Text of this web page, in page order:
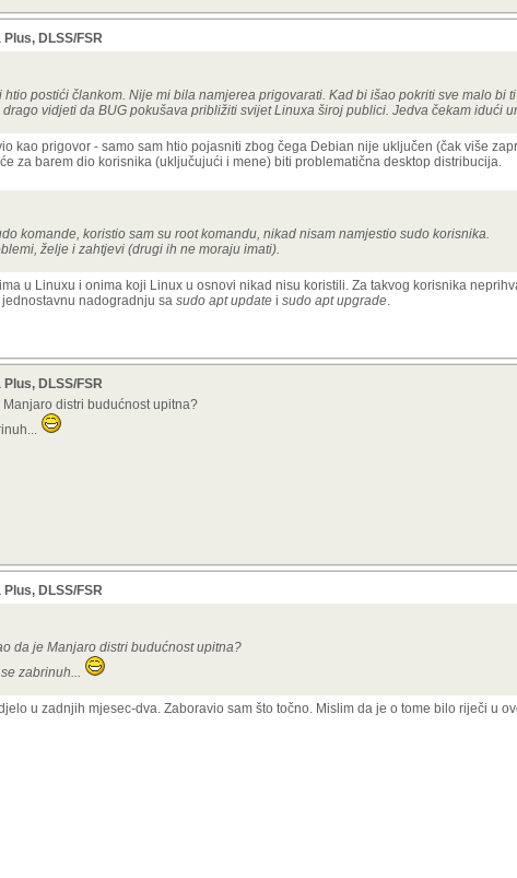
DLSS/FSR
htio postići člankom. Nije mi bila namjerea prigovarati. Kad bi išao pokriti sve malo bi
vidjeti da BUG pokušava približiti svijet Linuxa široj publici. Jedva čekam idući
kao prigovor - samo sam htio pojasniti zbog čega Debian nije uključen (čak više
za barem dio korisnika (uključujući i mene) biti problematična desktop distribucija.
komande, koristio sam su rootkomandu, nikad nisam namjestio sudo korisnika.
želje i zahtjevi (drugi ih ne moraju imati).
u Linuxu i onima koji Linux u osnovi nikad nisu koristili. Za takvog korisnika
nadogradnju sa sudo apt update i sudo apt upgrade.
DLSS/FSR
distri budućnost upitna?
DLSS/FSR
da je Manjaro distri budućnost upitna?
zabrinuh...
u zadnjih mjesec-dva. Zaboravio sam što točno. Mislim da je o tome bilo riječi u